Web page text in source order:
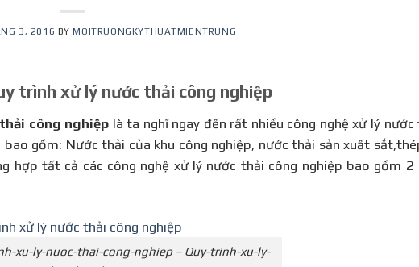
3, 2016 BYMOITRUONGKYTHUATMIENTRUNG
trình xử lý nước thải công nghiệp
công nghiệp là ta nghĩ ngay đến rất nhiều công nghệ xử lý nước
gồm: Nước thải của khu công nghiệp, nước thải sản xuất
hợp tất cả các công nghệ xử lý nước thải công nghiệp bao gồm 2
xu-ly-nuoc-thai-cong-nghiep – Quy-trinh-xu-ly-